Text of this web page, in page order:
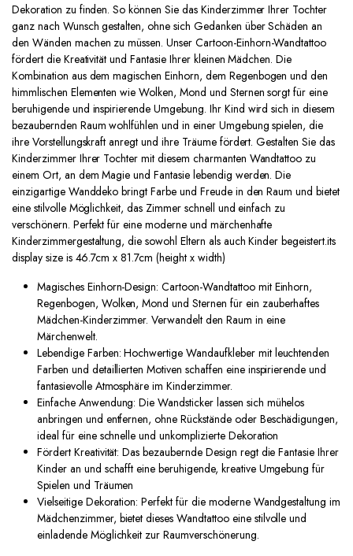
Dekoration zu finden. So können Sie das Kinderzimmer Ihrer Tochter
ganz nach Wunsch gestalten, ohne sich Gedanken über Schäden an
den Wänden machen zu müssen. Unser Cartoon-Einhorn-Wandtattoo
fördert die Kreativität und Fantasie Ihrer kleinen Mädchen. Die
Kombination aus dem magischen Einhorn, dem Regenbogen und den
himmlischen Elementen wie Wolken, Mond und Sternen sorgt für eine
beruhigende und inspirierende Umgebung. Ihr Kind wird sich in diesem
bezaubernden Raum wohlfühlen und in einer Umgebung spielen, die
ihre Vorstellungskraft anregt und ihre Träume fördert. Gestalten Sie das
Kinderzimmer Ihrer Tochter mit diesem charmanten Wandtattoo zu
einem Ort, an dem Magie und Fantasie lebendig werden. Die
einzigartige Wanddeko bringt Farbe und Freude in den Raum und bietet
eine stilvolle Möglichkeit, das Zimmer schnell und einfach zu
verschönern. Perfekt für eine moderne und märchenhafte
Kinderzimmergestaltung, die sowohl Eltern als auch Kinder begeistert.its
display size is 46.7cm x 81.7cm (height x width)
Magisches Einhorn-Design: Cartoon-Wandtattoo mit Einhorn,
Regenbogen, Wolken, Mond und Sternen für ein zauberhaftes
Mädchen-Kinderzimmer. Verwandelt den Raum in eine
Märchenwelt.
Lebendige Farben: Hochwertige Wandaufkleber mit leuchtenden
Farben und detaillierten Motiven schaffen eine inspirierende und
fantasievolle Atmosphäre im Kinderzimmer.
Einfache Anwendung: Die Wandsticker lassen sich mühelos
anbringen und entfernen, ohne Rückstände oder Beschädigungen,
ideal für eine schnelle und unkomplizierte Dekoration
Fördert Kreativität: Das bezaubernde Design regt die Fantasie Ihrer
Kinder an und schafft eine beruhigende, kreative Umgebung für
Spielen und Träumen
Vielseitige Dekoration: Perfekt für die moderne Wandgestaltung im
Mädchenzimmer, bietet dieses Wandtattoo eine stilvolle und
einladende Möglichkeit zur Raumverschönerung.